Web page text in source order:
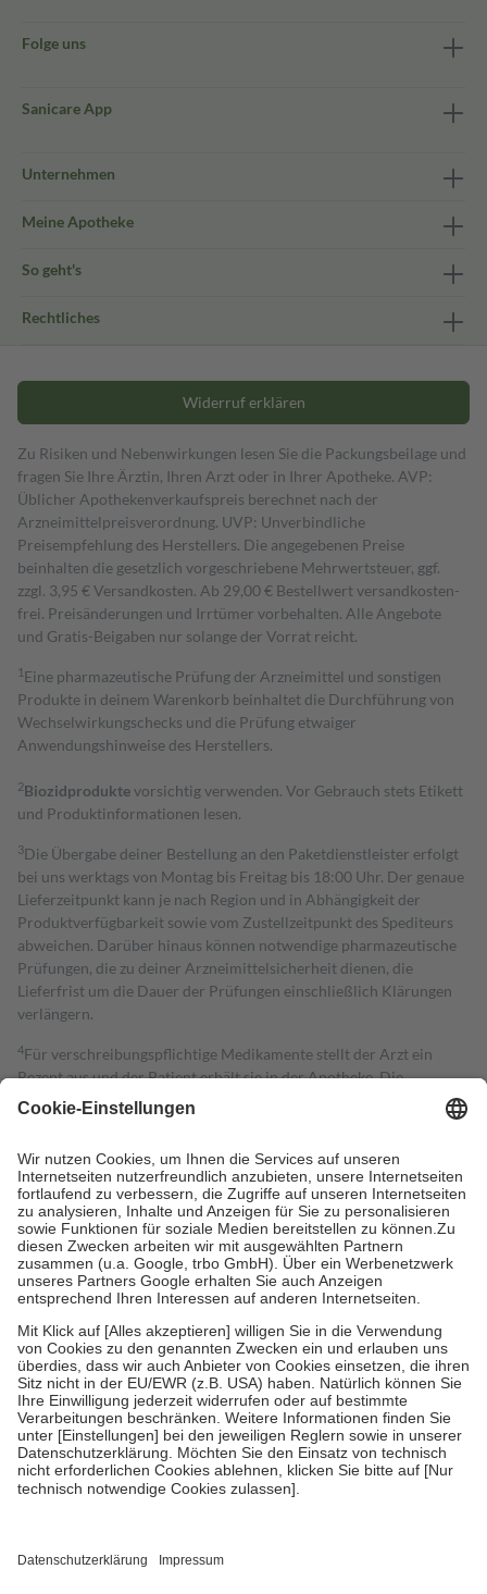
Folge uns
Sanicare App
Unternehmen
Meine Apotheke
So geht's
Rechtliches
Widerruf erklären
Zu Risiken und Nebenwirkungen lesen Sie die Packungsbeilage und
fragen Sie Ihre Ärztin, Ihren Arzt oder in Ihrer Apotheke. AVP:
Üblicher Apothekenverkaufspreis berechnet nach der
Arzneimittelpreisverordnung. UVP: Unverbindliche
Preisempfehlung des Herstellers. Die angegebenen Preise
beinhalten die gesetzlich vorgeschriebene Mehrwertsteuer, ggf.
zzgl. 3,95 € Versandkosten. Ab 29,00 € Bestell­wert versand­kosten­
frei. Preisänderungen und Irrtümer vorbehalten. Alle Angebote
und Gratis-Beigaben nur solange der Vorrat reicht.
1 Eine pharmazeutische Prüfung der Arzneimittel und sonstigen
Produkte in deinem Warenkorb beinhaltet die Durchführung von
Wechselwirkungschecks und die Prüfung etwaiger
Anwendungshinweise des Herstellers.
2Biozidproduktevorsichtig verwenden. Vor Gebrauch stets Etikett
und Produktinformationen lesen.
3Die Übergabe deiner Bestellung an den Paketdienstleister erfolgt
bei uns werktags von Montag bis Freitag bis 18:00 Uhr. Der genaue
Lieferzeitpunkt kann je nach Region und in Abhängigkeit der
Produktverfügbarkeit sowie vom Zustellzeitpunkt des Spediteurs
abweichen. Darüber hinaus können notwendige pharmazeutische
Prüfungen, die zu deiner Arzneimittelsicherheit dienen, die
Lieferfrist um die Dauer der Prüfungen einschließlich Klärungen
verlängern.
4Für verschreibungspflichtige Medikamente stellt der Arzt ein
Rezept aus und der Patient erhält sie in der Apotheke. Die
gesetzliche Krankenversicherung übernimmt in der Regel die
Kosten dafür, der Versicherte trägt einen Teil davon als Zuzahlung
Grundsätzlich leisten Mitglieder Zuzahlungen in Höhe von zehn
Prozent des Abgabepreises,mindestens jedochfünf Euround
höchstens zehn Euro.Es sind jedoch nie mehr als die tatsächlichen
Kosten der Leistung zu entrichten.
Diese Regeln gelten grundsätzlich auch für Online-Apotheken.
Bei Heilmitteln und häuslicher Krankenpflege beträgt die
Zuzahlung zehn Prozent der Kosten sowie zehn Euro je
Verordnung.
Um das Engagement der Versicherten für ihre eigene Gesundheit zu
stärken und die besondere Stellung der Familie zu unterstützen,
fallenkeine Zuzahlungenan bei:
• Kindern und Jugendlichen bis zum vollendeten 18. Lebensjahr
mit Ausnahme der Fahrkosten
• Untersuchungen zur Vorsorge und Früherkennung, die von der
GKV getragen werden